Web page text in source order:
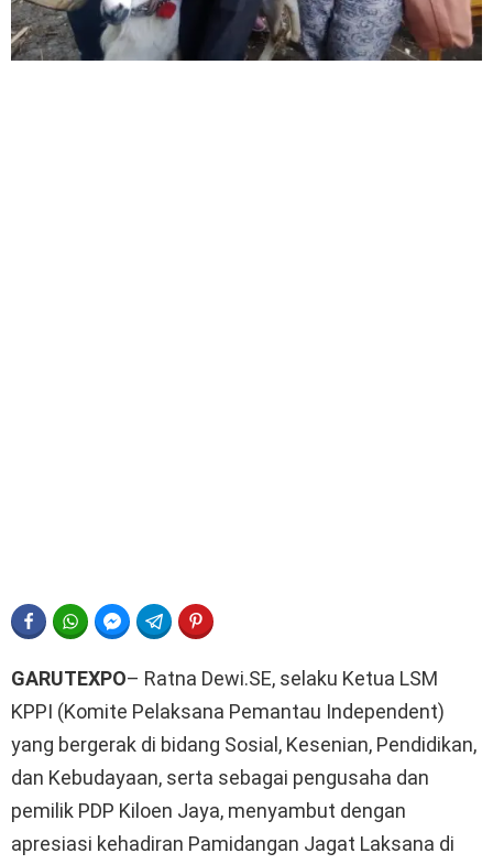
FACEBOOKWHATSAPPFACEBOOK MESSENGER
TELEGRAM
GARUTEXPO– Ratna Dewi.SE, selaku Ketua LSM
KPPI (Komite Pelaksana Pemantau Independent)
yang bergerak di bidang Sosial, Kesenian, Pendidikan,
dan Kebudayaan, serta sebagai pengusaha dan
pemilik PDP Kiloen Jaya, menyambut dengan
apresiasi kehadiran Pamidangan Jagat Laksana di